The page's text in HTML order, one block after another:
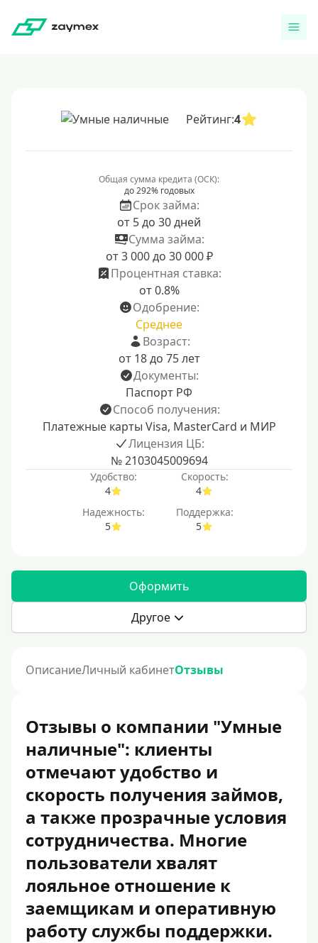
Рейтинг:4
Общая сумма кредита (ОСК):
до 292% годовых
Срок займа:
от 5 до 30 дней
Сумма займа:
от 3 000 до 30 000 ₽
Процентная ставка:
от 0.8%
Одобрение:
Среднее
Возраст:
от 18 до 75 лет
Документы:
Паспорт РФ
Способ получения:
Платежные карты Visa, MasterCard и МИР
Лицензия ЦБ:
№ 2103045009694
Удобство:
4
Скорость:
4
Надежность:
5
Поддержка:
5
Оформить
Другое
ОписаниеЛичный кабинетОтзывы
Отзывы о компании "Умные
наличные": клиенты
отмечают удобство и
скорость получения займов,
а также прозрачные условия
сотрудничества. Многие
пользователи хвалят
лояльное отношение к
заемщикам и оперативную
работу службы поддержки.